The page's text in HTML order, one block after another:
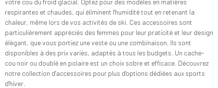
votre cou du froid glacial. Optez pour des modèles en matières
respirantes et chaudes, qui éliminent l'humidité tout en retenant la
chaleur, même lors de vos activités de ski. Ces accessoires sont
particulièrement appréciés des femmes pour leur praticité et leur design
élégant, que vous portiez une veste ou une combinaison. Ils sont
disponibles à des prix variés, adaptés à tous les budgets. Un cache-
cou noir ou doublé en polaire est un choix sobre et efficace. Découvrez
notre collection d'accessoires pour plus d'options dédiées aux sports
d'hiver.